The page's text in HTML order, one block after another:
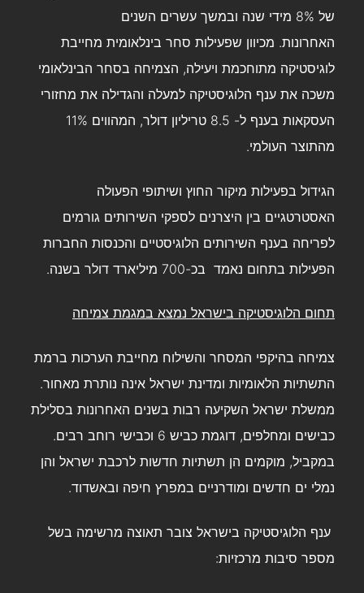
של 8% מידי שנה ובמשך עשרים השנים
האחרונות. מכיוון שפעילות סחר בינלאומית מחייבת
לוגיסטיקה מתוחכמת ויעילה, הצמיחה בסחר הבינלאומי
משכה את ענף הלוגיסטיקה למעלה והגדילה את מחזורי
העסקאות בענף ל- 8.5 טריליון דולר, המהווים 11%
מהתוצר העולמי.
הגידול בפעילות מיקור החוץ ושיתופי הפעולה
האסטרטגיים בין היצרנים לספקי השירותים גורמים
לפריחה בענף השירותים הלוגיסטיים והכנסות החברות
הפעילות בתחום נאמד בכ-700 מיליארד דולר בשנה.
תחום הלוגיסטיקה בישראל נמצא במגמת צמיחה
צמיחה בהיקפי המסחר והשילוח מחייבת הערכות ברמת
התשתיות הלאומיות ומדינת ישראל אינה נותרת מאחור.
ממשלת ישראל השקיעה רבות בשנים האחרונות בסלילת
כבישים ומחלפים, דוגמת כביש 6 וכבישי רוחב רבים.
במקביל, מוקמים הן תשתיות חדשות לרכבת ישראל והן
נמלי ים חדשים ומודרניים במפרץ חיפה ובאשדוד.
ענף הלוגיסטיקה בישראל צובר תאוצה מרשימה בשל
מספר סיבות מרכזיות: